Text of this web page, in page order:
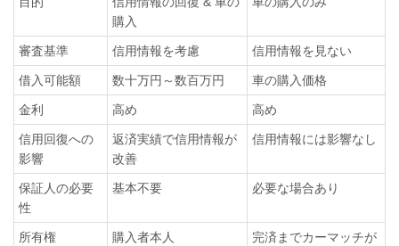
購入
審査基準 信用情報を考慮 信用情報を見ない
借入可能額 数十万円～数百万円 車の購入価格
金利 高め 高め
信用回復への
影響
返済実績で信用情報が
改善
信用情報には影響なし
保証人の必要
性
基本不要 必要な場合あり
所有権 購入者本人
完済までカーマッチが